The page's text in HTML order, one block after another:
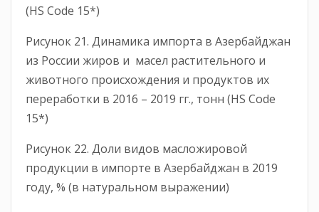
(HS Code 15*)
Рисунок 21. Динамика импорта в Азербайджан
из России жиров и масел растительного и
животного происхождения и продуктов их
переработки в 2016 – 2019 гг., тонн (HS Code
15*)
Рисунок 22. Доли видов масложировой
продукции в импорте в Азербайджан в 2019
году, % (в натуральном выражении)